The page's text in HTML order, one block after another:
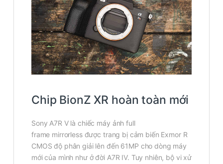
Chip BionZ XR hoàn toàn mới
Sony A7R V là chiếc máy ảnh full
frame mirrorless được trang bị cảm biến Exmor R
CMOS độ phân giải lên đến 61MP cho dòng máy
mới của mình như ở đời A7R IV. Tuy nhiên, bộ vi xử